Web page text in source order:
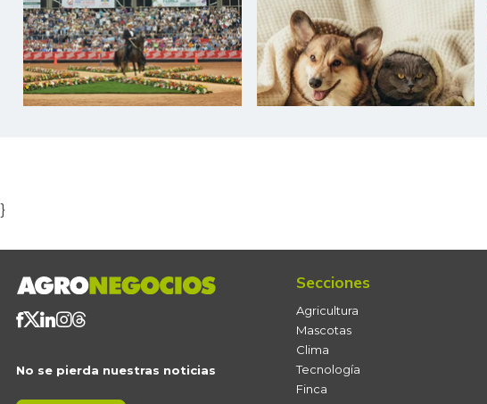
}
No se pierda nuestras noticias
Secciones
Agricultura
Mascotas
Clima
Tecnología
Finca